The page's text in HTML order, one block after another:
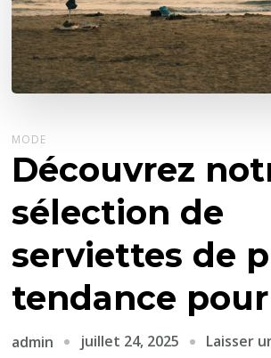
MODE
Découvrez
sélection de
serviettes de
tendance pour
admin juillet 24, 2025 Laisser